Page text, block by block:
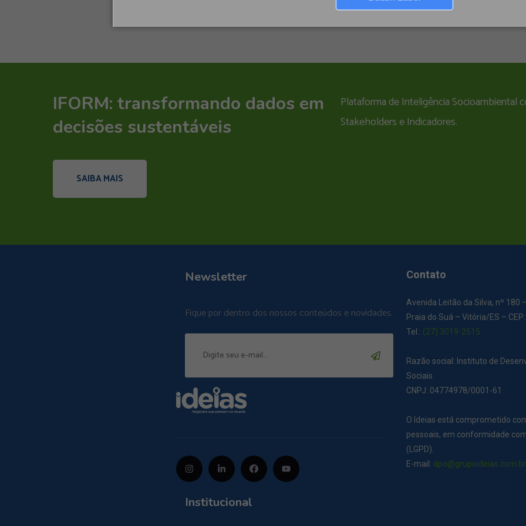
IFORM: transformando dados em
decisões sustentáveis
Plataforma de Inteligência Socioambiental
Stakeholders e Indicadores.
SAIBA MAIS
Newsletter
Fique por dentro dos nossos conteúdos e novidades.
Institucional
Contato
Avenida Leitão da Silva, nº 180
Praia do Suá – Vitória/ES –
Tel.: (27) 3019-2515
Razão social: Instituto de
Sociais
CNPJ: 04774978/0001-61
O Ideias está comprometido
pessoais, em conformidade
(LGPD).
E-mail: dpo@grupoideias.com.br